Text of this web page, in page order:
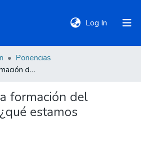
Log In (current)
Ponencias
Los ODS en la formación del profesorado: ¿qué estamos haciendo?
formación del
estamos